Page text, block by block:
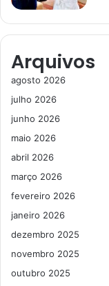
Arquivos
agosto 2026
julho 2026
junho 2026
maio 2026
abril 2026
março 2026
fevereiro 2026
janeiro 2026
dezembro 2025
novembro 2025
outubro 2025